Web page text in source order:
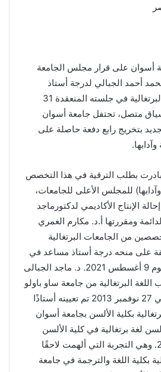
أسوان على قرار مجلس الجامعة
أحمد الجبالي لدرجة أستاذ
مساعد في آداب اللغة البرتغالية في جلسته المنعقدة 31
وفي سياق متصل، تحتفل جامعة أسوان
بتخريج رابع دفعة حاصلة على
بطلب الترقية في هذا التخصص
وآدابها) للمجلس الأعلى للجامعات،
الإنتاج الأكاديمي لدكتورماجد
ومقررتها أ.د. مكارم الغمري
من الجامعات البرتغالية
على منحه درجة أستاذ مساعد في
)آداب اللغة البرتغالية( يوم 9 أغسطس 2021. د. ماجد الجبالى
البرتغالية من جامعة ساو باولو
البرازيلية في 2012. وفي 27 نوفمبر 2013 تم تعيينه أستاذًا
بكلية الألسن بجامعة أسوان
لغة برتغالية في كلية الألسن
بجامعة أسوان في 2015. وهي التجربة التي ألهمت لاحقًا
بكلية اللغة والترجمة في جامعة